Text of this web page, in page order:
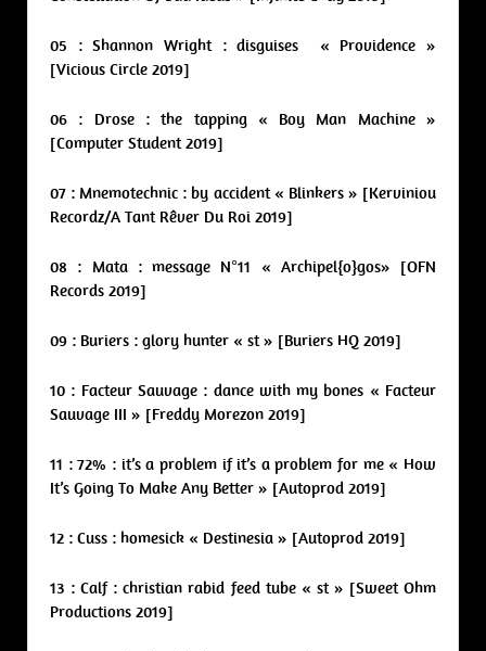
05 : Shannon Wright : disguises « Providence »
[Vicious Circle 2019]
06 : Drose : the tapping « Boy Man Machine »
[Computer Student 2019]
07 : Mnemotechnic : by accident « Blinkers » [Kerviniou
Recordz/A Tant Rêver Du Roi 2019]
08 : Mata : message N°11 « Archipel{o}gos» [OFN
Records 2019]
09 : Buriers : glory hunter « st » [Buriers HQ 2019]
10 : Facteur Sauvage : dance with my bones « Facteur
Sauvage III » [Freddy Morezon 2019]
11 : 72% : it’s a problem if it’s a problem for me « How
It’s Going To Make Any Better » [Autoprod 2019]
12 : Cuss : homesick « Destinesia » [Autoprod 2019]
13 : Calf : christian rabid feed tube « st » [Sweet Ohm
Productions 2019]